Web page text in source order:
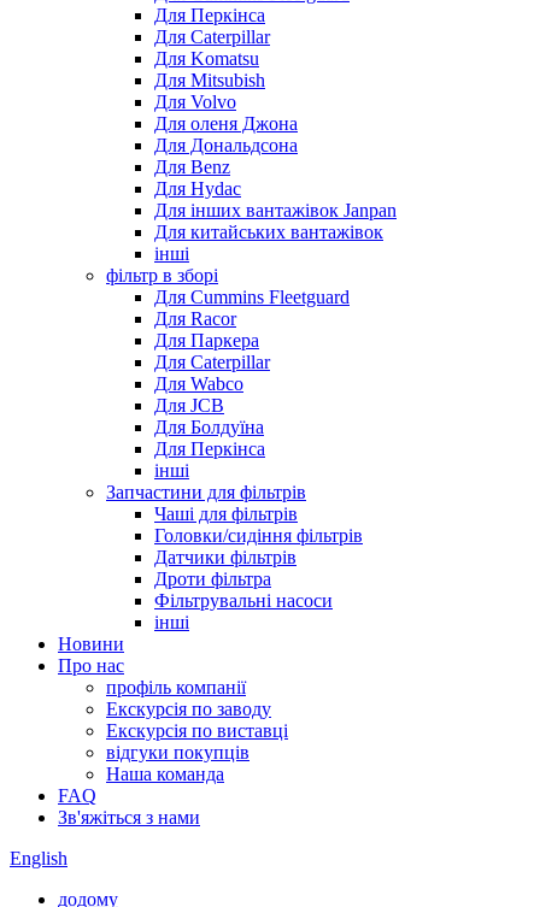
Для Перкінса
Для Caterpillar
Для Komatsu
Для Mitsubish
Для Volvo
Для оленя Джона
Для Дональдсона
Для Benz
Для Hydac
Для інших вантажівок Janpan
Для китайських вантажівок
інші
фільтр в зборі
Для Cummins Fleetguard
Для Racor
Для Паркера
Для Caterpillar
Для Wabco
Для JCB
Для Болдуїна
Для Перкінса
інші
Запчастини для фільтрів
Чаші для фільтрів
Головки/сидіння фільтрів
Датчики фільтрів
Дроти фільтра
Фільтрувальні насоси
інші
Новини
Про нас
профіль компанії
Екскурсія по заводу
Екскурсія по виставці
відгуки покупців
Наша команда
FAQ
Зв'яжіться з нами
English
додому